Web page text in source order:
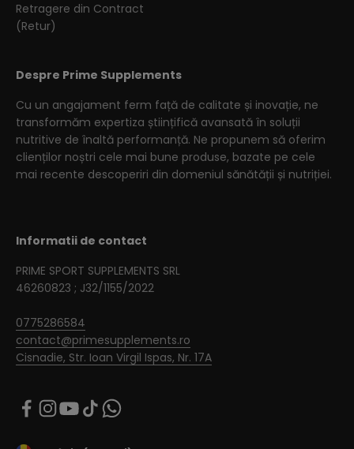
Retragere din Contract
(Retur)
Despre Prime Supplements
Cu un angajament ferm față de calitate și inovație, ne
transformăm expertiza științifică avansată în soluții
nutritive de înaltă performanță. Ne propunem să oferim
clienților noștri cele mai bune produse, bazate pe cele
mai recente descoperiri din domeniul sănătății și nutriției.
Informatii de contact
PRIME SPORT SUPPLEMENTS SRL
46260823 ; J32/1155/2022
0775286584
contact@primesupplements.ro
Cisnadie, Str. Ioan Virgil Ispas, Nr. 17A